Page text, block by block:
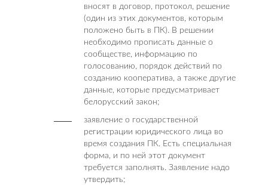
вносят в договор, протокол, решение
(один из этих документов, которым
положено быть в ПК). В решении
необходимо прописать данные о
сообществе, информацию по
голосованию, порядок действий по
созданию кооператива, а также другие
данные, которые предусматривает
белорусский закон;
заявление о государственной
регистрации юридического лица во
время создания ПК. Есть специальная
форма, и по ней этот документ
требуется заполнять. Заявление надо
утвердить;